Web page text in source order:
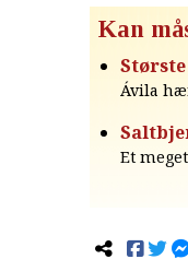
Kan
Ávila
Et